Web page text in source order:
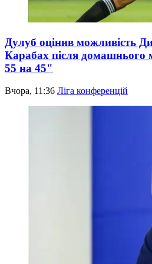
Дулуб оцінив можливість
Карабах після
55 на 45"
Вчора, 11:36 Ліга конференцій